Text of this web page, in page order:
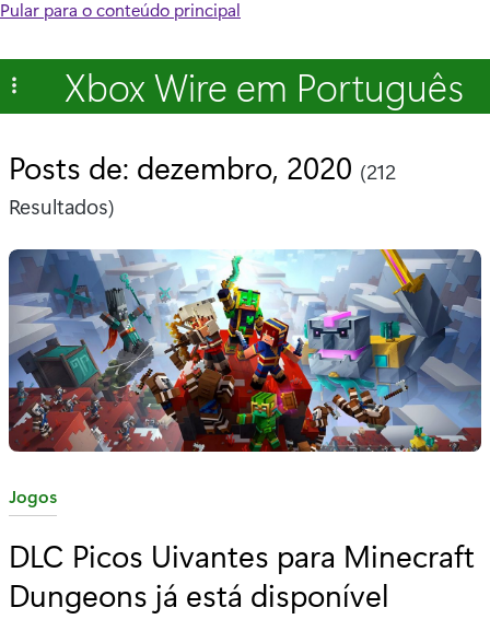
Pular para o conteúdo principal
Xbox Wire em Português
Posts de: dezembro, 2020 (212
Resultados)
C
t
e
g
Jogos
DLC Picos Uivantes para Minecraft
Dungeons já está disponível